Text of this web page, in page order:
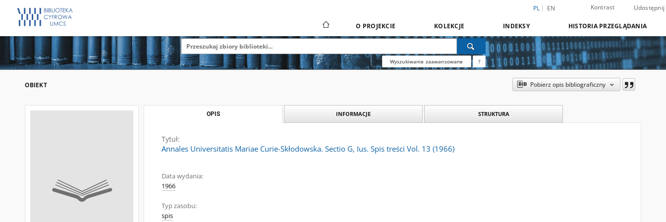
PL EN Kontrast Udostępnij
O PROJEKCIE KOLEKCJE INDEKSY HISTORIA PRZEGLĄDANIA
Wyszukiwanie zaawansowane ?
OBIEKT Pobierz opis bibliograficzny
OPIS INFORMACJE STRUKTURA
Tytuł:
Annales Universitatis Mariae Curie-Skłodowska. Sectio G, Ius. Spis treści Vol. 13 (1966)
Data wydania:
1966
Typ zasobu:
spis